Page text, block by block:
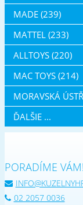
MADE (239)
MATTEL (233)
ALLTOYS (220)
MAC TOYS (214)
MORAVSKÁ
ĎALŠIE ...
PORADÍME VÁM!
02 2057 0036